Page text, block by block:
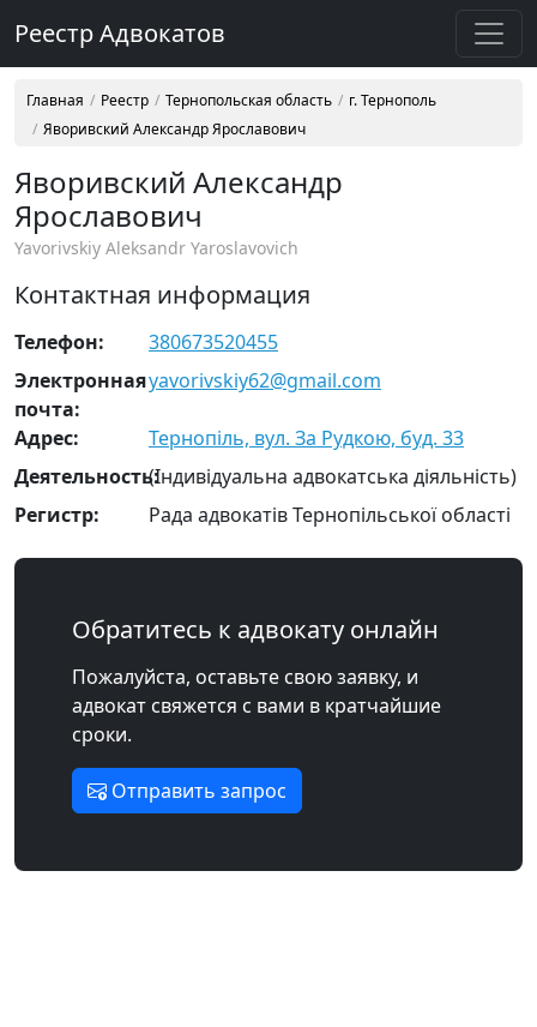
Реестр Адвокатов
Главная Реестр Тернопольская область
г. Тернополь
Яворивский Александр Ярославович
Яворивский Александр
Ярославович
Yavorivskiy Aleksandr Yaroslavovich
Контактная информация
Телефон:
380673520455
Электронная
почта:
yavorivskiy62@gmail.com
Адрес:
Тернопіль, вул. За Рудкою, буд. 33
Деятельность:(Індивідуальна адвокатська діяльність)
Регистр:
Рада адвокатів Тернопільської області
Обратитесь к адвокату онлайн
Пожалуйста, оставьте свою заявку, и
адвокат свяжется с вами в кратчайшие
сроки.
Отправить запрос